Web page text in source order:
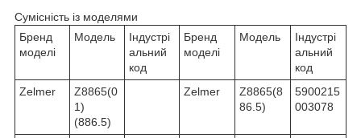
Сумісність із моделями
Бренд
моделі
Модель
Індустрі
альний
код
Бренд
моделі
Модель
Індустрі
альний
код
Zelmer
Z8865(0
1)
(886.5)
Zelmer
Z8865(8
86.5)
5900215
003078